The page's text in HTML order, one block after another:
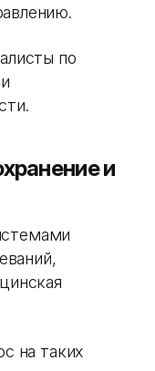
по
и
на таких